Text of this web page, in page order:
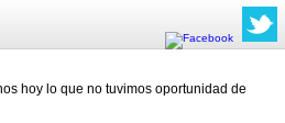
hoy lo que no tuvimos oportunidad de